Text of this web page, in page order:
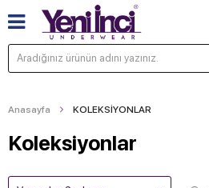
Anasayfa KOLEKSİYONLAR
Koleksiyonlar